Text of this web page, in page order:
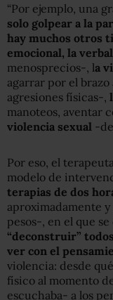
“Por ejemplo, una
solo golpear a la
hay muchos otros
emocional, la verbal
menosprecios-, la
agarrar por el brazo
agresiones físicas-,
manoteos, aventar
violencia sexual -
Por eso, el
modelo de
terapias de dos
aproximadamente
pesos-, en el que
“deconstruir”
ver con el
violencia: desde
físico al momento
escuchaba- a los